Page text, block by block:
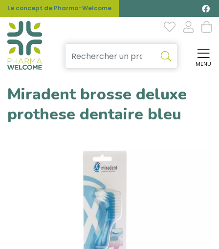
Le concept de Pharma-Welcome
MENU
Miradent brosse deluxe
prothese dentaire bleu